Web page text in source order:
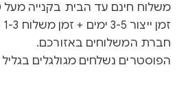
משלוח חינם עד הבית בקנייה מעל 500 ש״ח
חברת המשלוחים באזורכם.
הפוסטרים נשלחים מגולגלים